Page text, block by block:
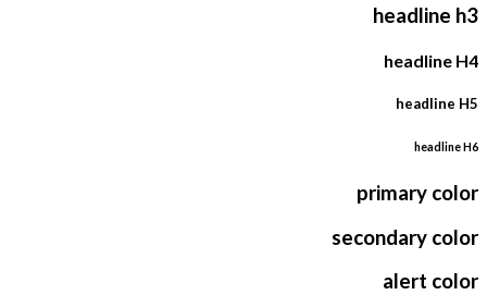
headline h3
headline H4
headline H5
headline H6
primary color
secondary color
alert color